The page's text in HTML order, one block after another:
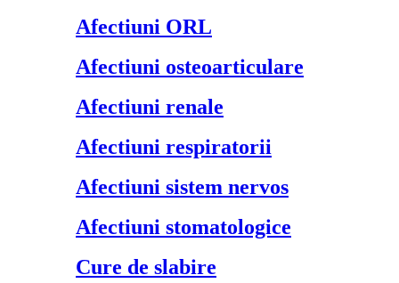
Afectiuni ORL
Afectiuni osteoarticulare
Afectiuni renale
Afectiuni respiratorii
Afectiuni sistem nervos
Afectiuni stomatologice
Cure de slabire